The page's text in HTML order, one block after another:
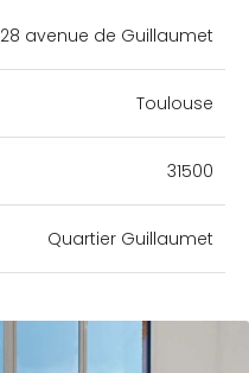
28 avenue de Guillaumet
Toulouse
31500
Quartier Guillaumet